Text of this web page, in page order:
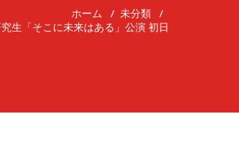
ホーム / 未分類 /
生「そこに未来はある」公演 初日